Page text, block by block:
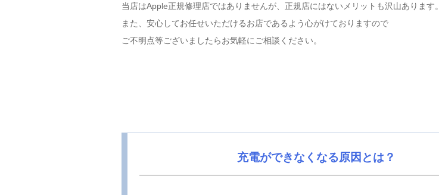
当店はApple正規修理店ではありませんが、正規店にはないメリットも沢山あります。
また、安心してお任せいただけるお店であるよう心がけておりますので
ご不明点等ございましたらお気軽にご相談ください。
充電ができなくなる原因とは？